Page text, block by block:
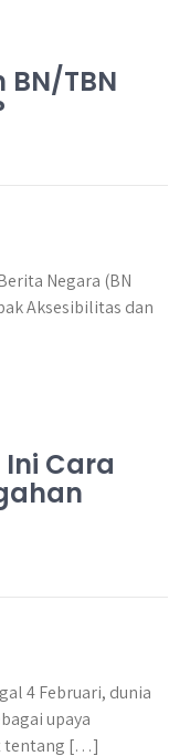
BN/TBN
Negara (BN
Aksesibilitas dan
Ini Cara
4 Februari, dunia
upaya
tentang […]